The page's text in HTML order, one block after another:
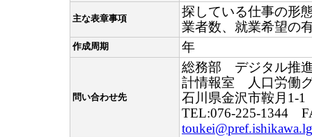
主な表章事項
探している仕事の形
業者数、就業希望の
作成周期 年
問い合わせ先
総務部 デジタル推
計情報室 人口労働
石川県金沢市鞍月1-1
TEL:076-225-1344